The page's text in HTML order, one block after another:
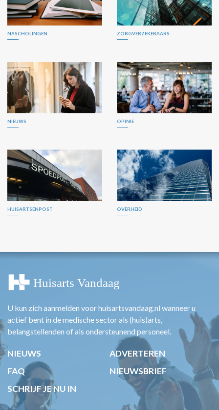
NASCHOLINGEN ZORGVERZEKERAARS
NIEUWS OPINIE
HUISARTSENPOST OVERHEID
U kun zich aanmelden voor huisartsvandaag.nl wanneer u
actief bent in de medische sector als (huis)arts,
belangstellenden of als ondersteunend personeel.
NIEUWS
ADVERTEREN
FAQ
NIEUWSBRIEF
SCHRIJF JE NU IN